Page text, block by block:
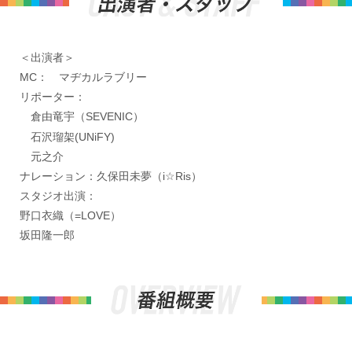
＜出演者＞
MC： マヂカルラブリー
リポーター：
倉由竜宇（SEVENIC）
石沢瑠架(UNiFY)
元之介
ナレーション：久保田未夢（i☆Ris）
スタジオ出演：
野口衣織（=LOVE）
坂田隆一郎